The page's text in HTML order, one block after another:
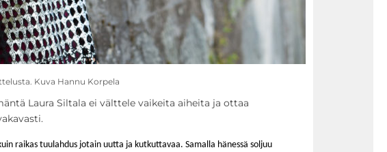
Kuva Hannu Korpela
Laura Siltala ei välttele vaikeita aiheita ja ottaa
raikas tuulahdus jotain uutta ja kutkuttavaa. Samalla hänessä soljuu